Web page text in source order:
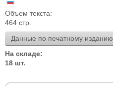
Объем текста:
464 стр.
Данные по печатному изданию
На складе:
18 шт.